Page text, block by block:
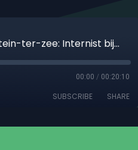
59. Dokter en kapitein-ter-zee: Internist bij defensie
00:00 / 00:20:10
SUBSCRIBE SHARE